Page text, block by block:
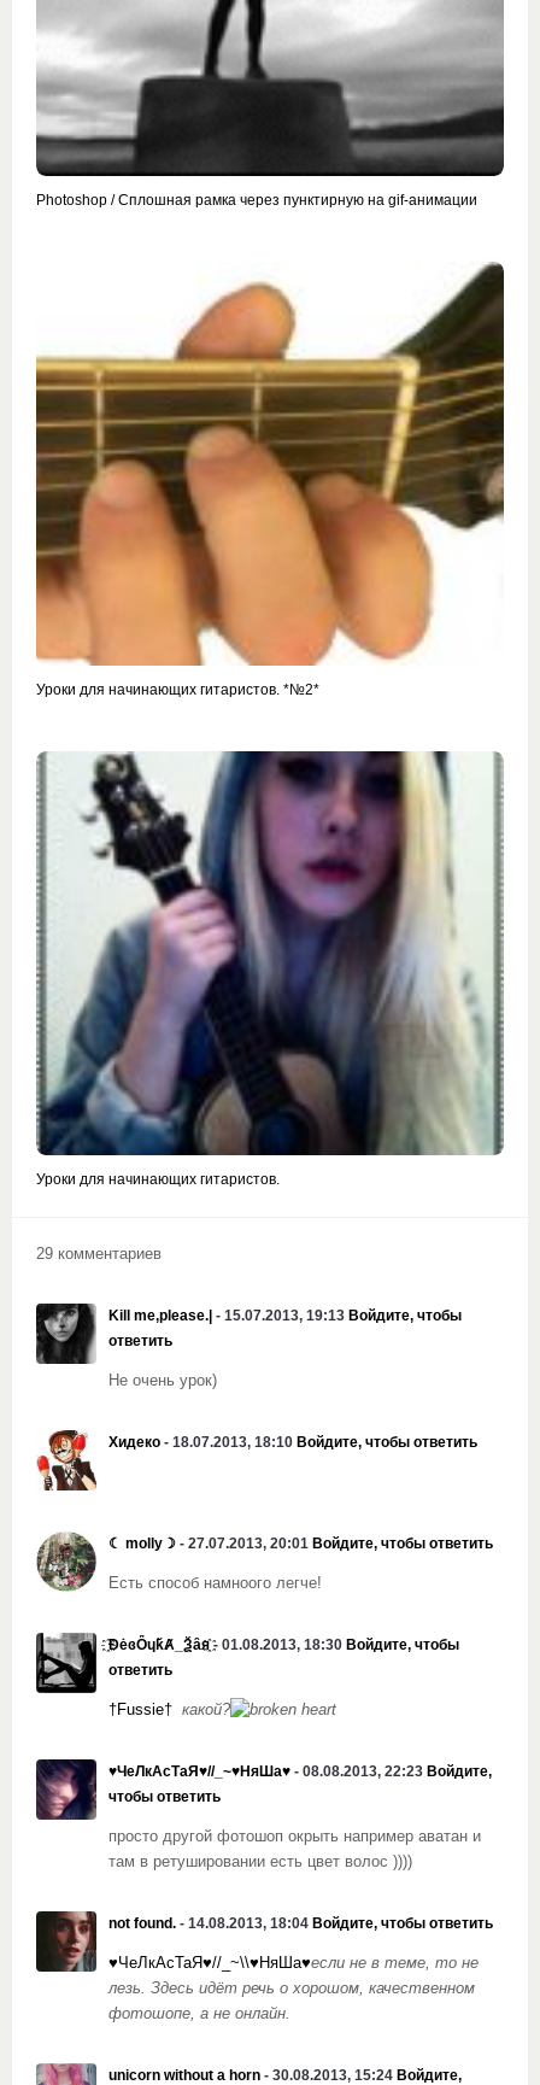
Photoshop / Сплошная рамка через пунктирную на gif-анимации
Уроки для начинающих гитаристов. *№2*
Уроки для начинающих гитаристов.
29 комментариев
Kill me,please.| - 15.07.2013, 19:13 Войдите, чтобы
ответить
Не очень урок)
Хидеко - 18.07.2013, 18:10 Войдите, чтобы ответить
☾ molly☽ - 27.07.2013, 20:01 Войдите, чтобы ответить
Есть способ намноого легче!
҈ĐėɞȪɥǩȺ_Ѯȃя҈- 01.08.2013, 18:30 Войдите, чтобы
ответить
†Fussie† какой?
♥ЧеЛкАсТаЯ♥//_~♥НяШа♥ - 08.08.2013, 22:23 Войдите,
чтобы ответить
просто другой фотошоп окрыть например аватан и
там в ретушировании есть цвет волос ))))
not found. - 14.08.2013, 18:04 Войдите, чтобы ответить
♥ЧеЛкАсТаЯ♥//_~\\♥НяШа♥если не в теме, то не
лезь. Здесь идёт речь о хорошом, качественном
фотошопе, а не онлайн.
unicorn without a horn - 30.08.2013, 15:24 Войдите,